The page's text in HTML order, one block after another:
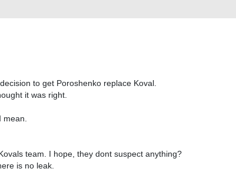
to get Poroshenko replace Koval.
it was right.
team. I hope, they dont suspect anything?
is no leak.